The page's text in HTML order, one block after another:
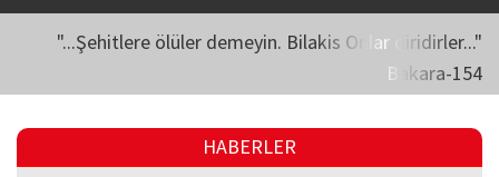
"...Şehitlere ölüler demeyin. Bilakis Onlar diridirler..."
Bakara-154
HABERLER